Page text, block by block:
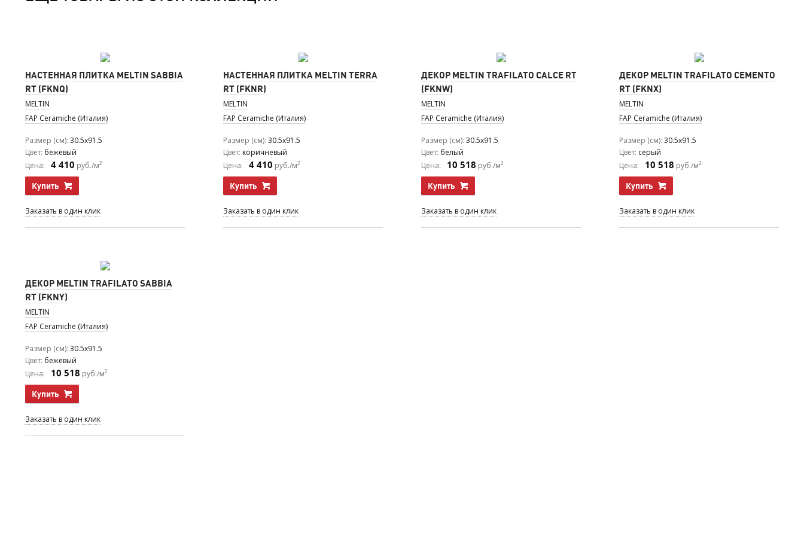
НАСТЕННАЯ ПЛИТКА MELTIN SABBIA
RT (FKNQ)
MELTIN
FAP Ceramiche (Италия)
Размер (см) 30.5x91.5
Цвет бежевый
Цена:
4 410 руб./м2
Купить
Заказать в один клик
НАСТЕННАЯ ПЛИТКА MELTIN TERRA
RT (FKNR)
MELTIN
FAP Ceramiche (Италия)
Размер (см) 30.5x91.5
Цвет коричневый
Цена:
4 410 руб./м2
Купить
Заказать в один клик
ДЕКОР MELTIN TRAFILATO CALCE RT
(FKNW)
MELTIN
FAP Ceramiche (Италия)
Размер (см) 30.5x91.5
Цвет белый
Цена:
10 518 руб./м2
Купить
Заказать в один клик
ДЕКОР MELTIN TRAFILATO CEMENTO
RT (FKNX)
MELTIN
FAP Ceramiche (Италия)
Размер (см) 30.5x91.5
Цвет серый
Цена:
10 518 руб./м2
Купить
Заказать в один клик
ДЕКОР MELTIN TRAFILATO SABBIA
RT (FKNY)
MELTIN
FAP Ceramiche (Италия)
Размер (см) 30.5x91.5
Цвет бежевый
Цена:
10 518 руб./м2
Купить
Заказать в один клик